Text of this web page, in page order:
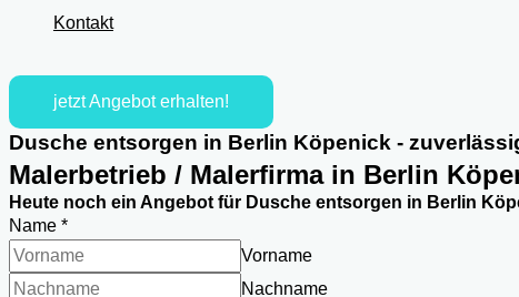
Kontakt
jetzt Angebot erhalten!
Dusche entsorgen in Berlin Köpenick -
Malerbetrieb / Malerfirma in Berlin
Heute noch ein Angebot für Dusche entsorgen in Berlin
Name *
Vorname
Nachname